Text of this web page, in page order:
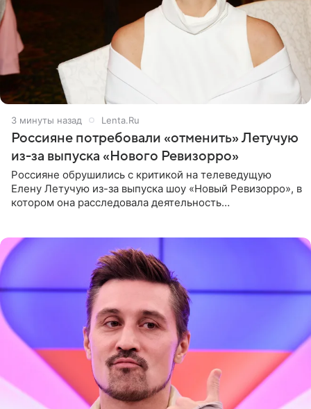
3 минуты назад Lenta.Ru
Россияне потребовали «отменить» Летучую
из-за выпуска «Нового Ревизорро»
Россияне обрушились с критикой на телеведущую
Елену Летучую из-за выпуска шоу «Новый Ревизорро», в
котором она расследовала деятельность